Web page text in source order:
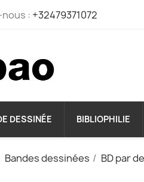
: +32479371072
DESSINÉE BIBLIOPHILIE
Bandes dessinées BD par